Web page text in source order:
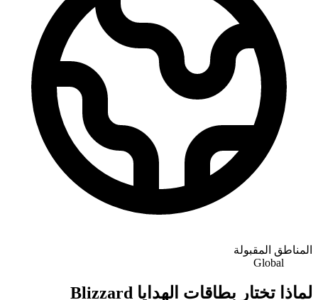
المناطق المقبولة
Global
لماذا تختار بطاقات الهدايا Blizzard